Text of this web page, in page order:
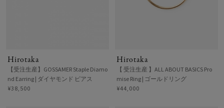
Hirotaka
【受注生産】GOSSAMER Staple Diamo
nd Earring | ダイヤモンド ピアス
¥38,500
Hirotaka
【 受注生産 】ALL ABOUT BASICS Pro
mise Ring | ゴールドリング
¥44,000